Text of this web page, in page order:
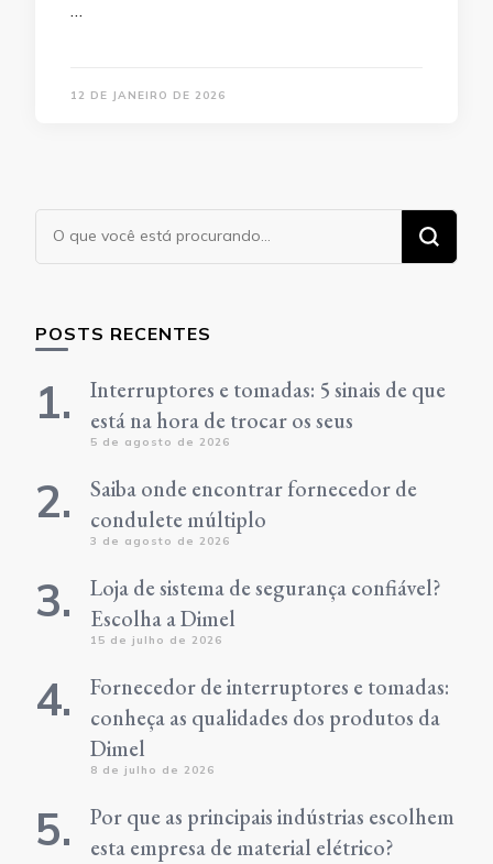
12 DE JANEIRO DE 2026
Procurando
algo?
POSTS RECENTES
Interruptores e tomadas: 5 sinais de que
está na hora de trocar os seus
5 de agosto de 2026
Saiba onde encontrar fornecedor de
condulete múltiplo
3 de agosto de 2026
Loja de sistema de segurança confiável?
Escolha a Dimel
15 de julho de 2026
Fornecedor de interruptores e tomadas:
conheça as qualidades dos produtos da
Dimel
8 de julho de 2026
Por que as principais indústrias escolhem
esta empresa de material elétrico?